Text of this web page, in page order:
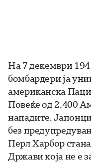
На 7 декември
бомбардери ја
американска
Повеќе од 2.400
нападите.
без
Перл Харбор
Држави која не е